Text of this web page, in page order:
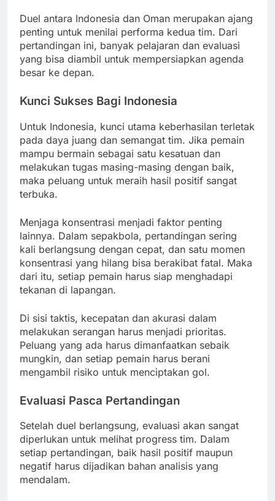
Duel antara Indonesia dan Oman merupakan ajang
penting untuk menilai performa kedua tim. Dari
pertandingan ini, banyak pelajaran dan evaluasi
yang bisa diambil untuk mempersiapkan agenda
besar ke depan.
Kunci Sukses Bagi Indonesia
Untuk Indonesia, kunci utama keberhasilan terletak
pada daya juang dan semangat tim. Jika pemain
mampu bermain sebagai satu kesatuan dan
melakukan tugas masing-masing dengan baik,
maka peluang untuk meraih hasil positif sangat
terbuka.
Menjaga konsentrasi menjadi faktor penting
lainnya. Dalam sepakbola, pertandingan sering
kali berlangsung dengan cepat, dan satu momen
konsentrasi yang hilang bisa berakibat fatal. Maka
dari itu, setiap pemain harus siap menghadapi
tekanan di lapangan.
Di sisi taktis, kecepatan dan akurasi dalam
melakukan serangan harus menjadi prioritas.
Peluang yang ada harus dimanfaatkan sebaik
mungkin, dan setiap pemain harus berani
mengambil risiko untuk menciptakan gol.
Evaluasi Pasca Pertandingan
Setelah duel berlangsung, evaluasi akan sangat
diperlukan untuk melihat progress tim. Dalam
setiap pertandingan, baik hasil positif maupun
negatif harus dijadikan bahan analisis yang
mendalam.